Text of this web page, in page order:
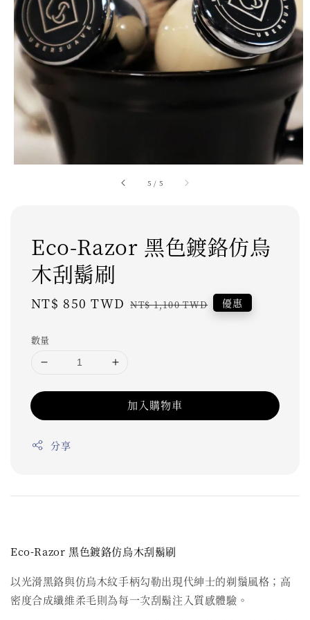
5 / 5
Eco‑Razor 黑色鍍鉻仿烏
木刮鬍刷
Sale
NT$ 850 TWD Regular
NT$ 1,100 TWD 優惠
數量
加入購物車
分享
Eco‑Razor 黑色鍍鉻仿烏木刮鬍刷
以光滑黑鉻與仿烏木紋手柄勾勒出現代紳士的剃鬚風格；高
密度合成纖維柔毛則為每一次刮鬍注入質感體驗。